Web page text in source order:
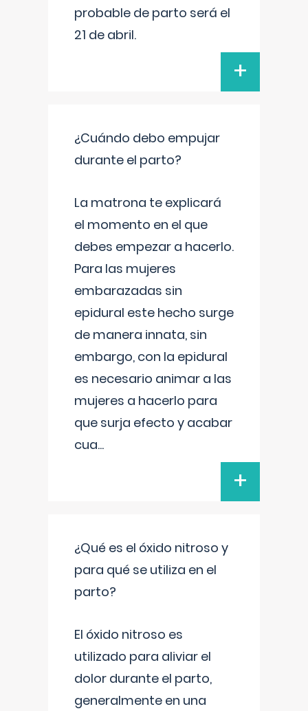
probable de parto será el
21 de abril.
+
¿Cuándo debo empujar
durante el parto?
La matrona te explicará
el momento en el que
debes empezar a hacerlo.
Para las mujeres
embarazadas sin
epidural este hecho surge
de manera innata, sin
embargo, con la epidural
es necesario animar a las
mujeres a hacerlo para
que surja efecto y acabar
cua...
+
¿Qué es el óxido nitroso y
para qué se utiliza en el
parto?
El óxido nitroso es
utilizado para aliviar el
dolor durante el parto,
generalmente en una